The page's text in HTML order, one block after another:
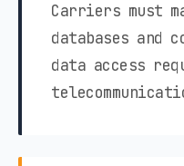
Carriers must
databases and
data access